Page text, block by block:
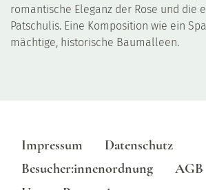
romantische Eleganz der Rose und die
Patschulis. Eine Komposition wie ein
mächtige, historische Baumalleen.
Impressum
Datenschutz
Besucher:innenordnung
AGB